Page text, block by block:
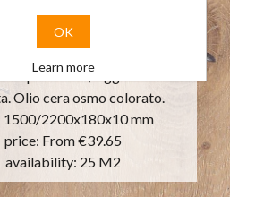
- ROVERE
SPACE
spazzolata, leggermente
Olio cera osmo colorato.
1500/2200x180x10 mm
price: From €39.65
availability: 25 M2
OK
Learn more